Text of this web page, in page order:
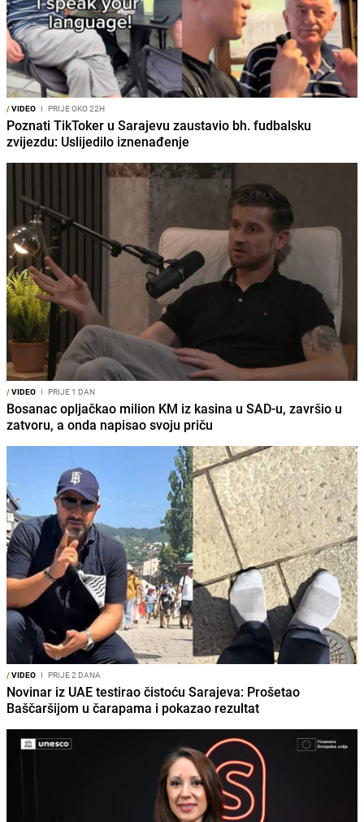
/VIDEO I PRIJE OKO 22H
Poznati TikToker u Sarajevu zaustavio bh. fudbalsku
zvijezdu: Uslijedilo iznenađenje
/VIDEO I PRIJE 1 DAN
Bosanac opljačkao milion KM iz kasina u SAD-u, završio u
zatvoru, a onda napisao svoju priču
/VIDEO I PRIJE 2 DANA
Novinar iz UAE testirao čistoću Sarajeva: Prošetao
Baščaršijom u čarapama i pokazao rezultat